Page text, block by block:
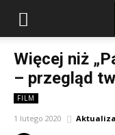
arytmia.eu
Więcej niż
– przegląd
FILM
1 lutego 2020